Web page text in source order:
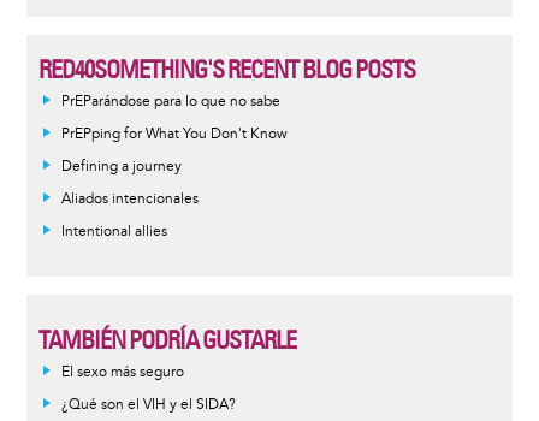
RED40SOMETHING'S RECENT BLOG POSTS
PrEParándose para lo que no sabe
PrEPping for What You Don't Know
Defining a journey
Aliados intencionales
Intentional allies
TAMBIÉN PODRÍA GUSTARLE
Informative
message
El sexo más seguro
¿Qué son el VIH y el SIDA?